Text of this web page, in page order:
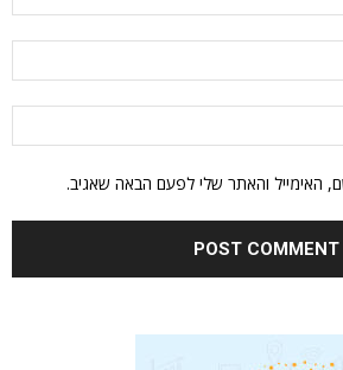
האימייל והאתר שלי לפעם הבאה שאגיב.